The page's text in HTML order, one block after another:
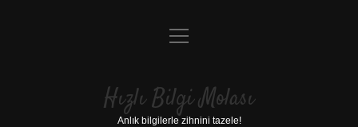
Anasayfa
Yasal Uyarı
menüyü
Hızlı Bilgi Molası
Anlık bilgilerle zihnini tazele!